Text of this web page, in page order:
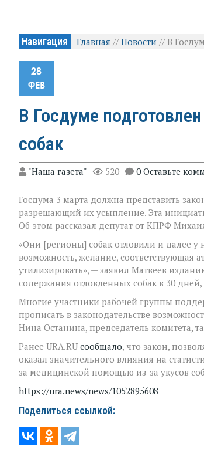
Навигация Главная //Новости //В
28
ФЕВ
В Госдуме
собак
"Наша газета" 520 0 Оставьте
Госдума 3 марта должна представить
разрешающий их усыпление. Эта
Об этом рассказал депутат от КПРФ
«Они [регионы] собак отловили и далее у
возможность, желание, соответствующая
утилизировать», — заявил Матвеев
содержания отловленных собак в 30
Многие участники рабочей группы
прописать в законодательстве
Нина Останина, председатель комитета,
Ранее URA.RU сообщало, что закон,
оказал значительного влияния на
за медицинской помощью из-за укусов
https://ura.news/news/1052895608
Поделиться ссылкой: